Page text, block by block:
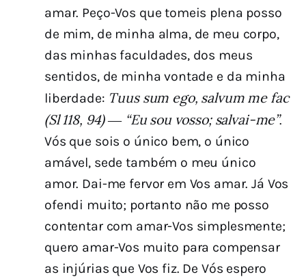
amar. Peço-Vos que tomeis plena posso
de mim, de minha alma, de meu corpo,
das minhas faculdades, dos meus
sentidos, de minha vontade e da minha
liberdade: Tuus sum ego, salvum me fac
(Sl 118, 94) ― “Eu sou vosso; salvai-me”.
Vós que sois o único bem, o único
amável, sede também o meu único
amor. Dai-me fervor em Vos amar. Já Vos
ofendi muito; portanto não me posso
contentar com amar-Vos simplesmente;
quero amar-Vos muito para compensar
as injúrias que Vos fiz. De Vós espero